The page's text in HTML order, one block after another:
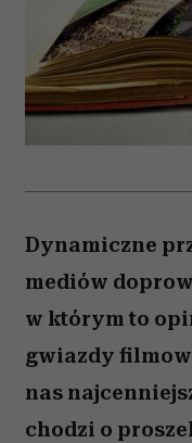
Dynamiczne
mediów
w którym to
gwiazdy
nas
chodzi o